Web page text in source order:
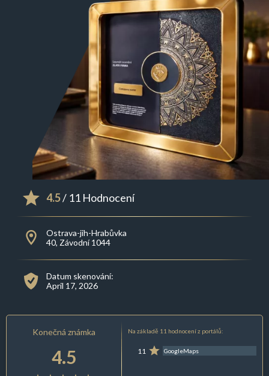
4.5/ 11 Hodnocení
Ostrava-jih-Hrabůvka
40, Závodní 1044
Datum skenování:
April 17, 2026
Konečná známka
4.5
Na základě 11 hodnocení z portálů:
11 GoogleMaps